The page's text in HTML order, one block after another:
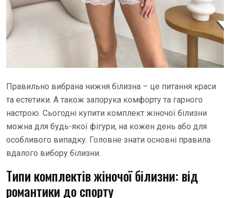
Правильно вибрана нижня білизна – це питання краси
та естетики. А також запорука комфорту та гарного
настрою. Сьогодні купити комплект жіночої білизни
можна для будь-якої фігури, на кожен день або для
особливого випадку. Головне знати основні правила
вдалого вибору білизни.
Типи комплектів жіночої білизни: від
романтики до спорту